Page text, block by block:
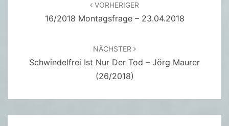
0
1
)
VORHERIGER
16/2018 Montagsfrage – 23.04.2018
NÄCHSTER
Schwindelfrei Ist Nur Der Tod – Jörg Maurer
(26/2018)